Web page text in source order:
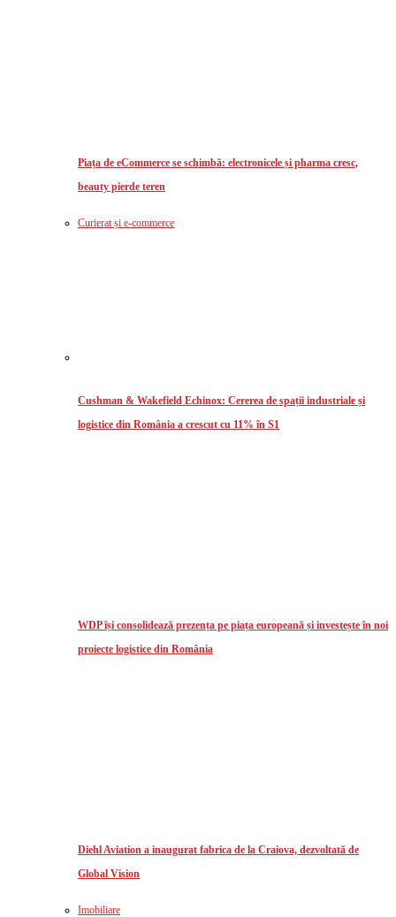
Piața de eCommerce se schimbă: electronicele și pharma cresc,
beauty pierde teren
Curierat și e-commerce
Cushman & Wakefield Echinox: Cererea de spații industriale și
logistice din România a crescut cu 11% în S1
WDP își consolidează prezența pe piața europeană și investește în noi
proiecte logistice din România
Diehl Aviation a inaugurat fabrica de la Craiova, dezvoltată de
Global Vision
Imobiliare